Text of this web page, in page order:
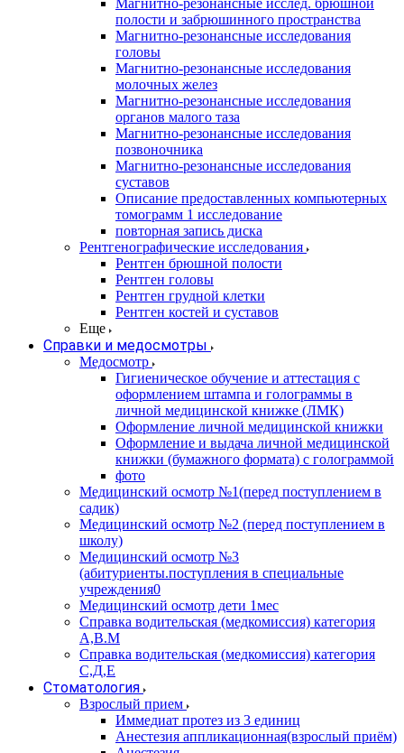
Магнитно-резонансные исслед. брюшной
полости и забрюшинного пространства
Магнитно-резонансные исследования
головы
Магнитно-резонансные исследования
молочных желез
Магнитно-резонансные исследования
органов малого таза
Магнитно-резонансные исследования
позвоночника
Магнитно-резонансные исследования
суставов
Описание предоставленных компьютерных
томограмм 1 исследование
повторная запись диска
Рентгенографические исследования
Рентген брюшной полости
Рентген головы
Рентген грудной клетки
Рентген костей и суставов
Еще
Справки и медосмотры
Медосмотр
Гигиеническое обучение и аттестация с
оформлением штампа и голограммы в
личной медицинской книжке (ЛМК)
Оформление личной медицинской книжки
Оформление и выдача личной медицинской
книжки (бумажного формата) с голограммой
фото
Медицинский осмотр №1(перед поступлением в
садик)
Медицинский осмотр №2 (перед поступлением в
школу)
Медицинский осмотр №3
(абитуриенты.поступления в специальные
учреждения0
Медицинский осмотр дети 1мес
Справка водительская (медкомиссия) категория
А,В.М
Справка водительская (медкомиссия) категория
С,Д,Е
Стоматология
Взрослый прием
Иммедиат протез из 3 единиц
Анестезия аппликационная(взрослый приём)